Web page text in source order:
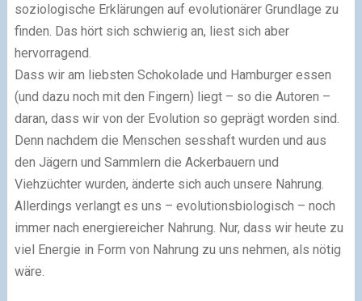
soziologische Erklärungen auf evolutionärer Grundlage zu
finden. Das hört sich schwierig an, liest sich aber
hervorragend.
Dass wir am liebsten Schokolade und Hamburger essen
(und dazu noch mit den Fingern) liegt – so die Autoren –
daran, dass wir von der Evolution so geprägt worden sind.
Denn nachdem die Menschen sesshaft wurden und aus
den Jägern und Sammlern die Ackerbauern und
Viehzüchter wurden, änderte sich auch unsere Nahrung.
Allerdings verlangt es uns – evolutionsbiologisch – noch
immer nach energiereicher Nahrung. Nur, dass wir heute zu
viel Energie in Form von Nahrung zu uns nehmen, als nötig
wäre.